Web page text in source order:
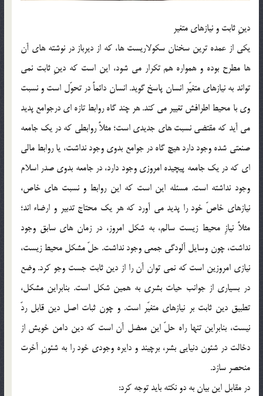
دينِ ثابت و نيازهاي متغير
يكي از عمده ترين سخنان سكولاريست ها، كه از ديرباز در نوشته هاي آن
ها مطرح بوده و همواره هم تكرار مي شود، اين است كه دينِ ثابت نمي
تواند به نيازهاي متغيّر انسان پاسخ گويد. انسان دائماً در تحوّل است و نسبت
وي با محيط اطرافش تغيير مي كند. هر چند گاه روابط تازه اي درجوامع پديد
مي آيد كه مقتضي نسبت هاي جديدي است؛ مثلاً روابطي كه در يك جامعه
صنعتي شده وجود دارد هيچ گاه در جوامع بدوي وجود نداشت، يا روابط مالي
اي كه در يك جامعه پيچيده امروزي وجود دارد، در جامعه بدوي صدر اسلام
وجود نداشته است. مسئله اين است كه اين روابط و نسبت هاي خاص،
نيازهاي خاصّ خود را پديد مي آورد كه هر يك محتاج تدبير و ارضاء اند؛
مثلاً نيازِ محيط زيست سالم، به شكل امروز، در زمان هاي سابق وجود
نداشت، چون وسايل آلودگي جمعي وجود نداشت. حلّ مشكل محيط زيست،
نيازي امروزين است كه نمي توان آن را از دين ثابت جست وجو كرد. وضع
در بسياري از جوانب حيات بشري به همين شكل است. بنابراين مشكل،
تطبيق دين ثابت بر نيازهاي متغيّر است. و چون ثبات اصل دين قابل ردّ
نيست، بنابراين تنها راه حلّ اين معضل آن است كه دين دامن خويش از
دخالت در شئون دنيايي بشر، برچيند و دايره وجودي خود را به شئونِ آخرت
منحصر سازد.
در مقابل اين بيان به دو نكته بايد توجه كرد: